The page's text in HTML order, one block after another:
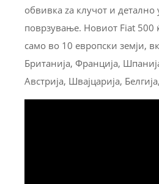
обвивка za клучот и детално
поврзување. Новиот Fiat 500
само во 10 европски земји,
Британија, Франција,
Австрија, Швајцарија,